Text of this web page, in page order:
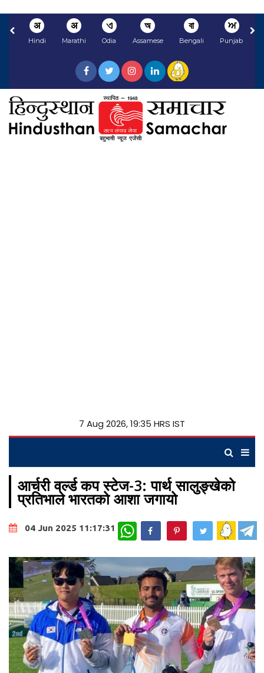
अ
Hindi
अ
Marathi
ଏ
Odia
অ
Assamese
বা
Bengali
ਅ
Punjabi
7 Aug 2026, 19:35 HRS IST
आर्चरी वर्ल्ड कप स्टेज-3: पार्थ सालुङ्खेको
प्रतिभाले भारतको आशा जगायो
04 Jun 2025 11:17:31 WhatsApp